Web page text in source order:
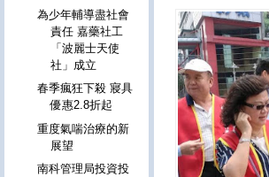
為少年輔導盡社會
責任 嘉藥社工
「波麗士天使
社」成立
春季瘋狂下殺 寢具
優惠2.8折起
重度氣喘治療的新
展望
南科管理局投資投